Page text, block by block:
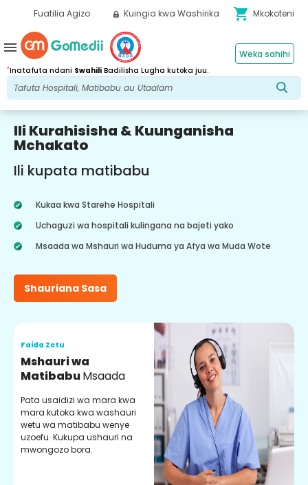
Fuatilia Agizo Kuingia kwa Washirika shopping_cart Mkokoteni
*Inatafuta ndani Swahili Badilisha Lugha kutoka juu.
Weka sahihi
menu
Ili Kurahisisha & Kuunganisha
Mchakato
Ili kupata matibabu
Kukaa kwa Starehe Hospitali
Uchaguzi wa hospitali kulingana na bajeti yako
Msaada wa Mshauri wa Huduma ya Afya wa Muda Wote
Shauriana Sasa
Faida Zetu
Mshauri wa
MatibabuMsaada
Pata usaidizi wa mara kwa
mara kutoka kwa washauri
wetu wa matibabu wenye
uzoefu. Kukupa ushauri na
mwongozo bora.